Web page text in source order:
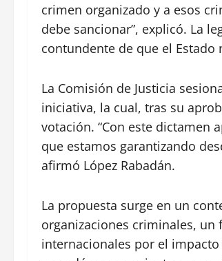
crimen organizado y a esos
debe sancionar”, explicó. La
contundente de que el
La Comisión de Justicia
iniciativa, la cual, tras su
votación. “Con este dictamen
que estamos garantizando
afirmó López Rabadán.
La propuesta surge en un
organizaciones criminales,
internacionales por el